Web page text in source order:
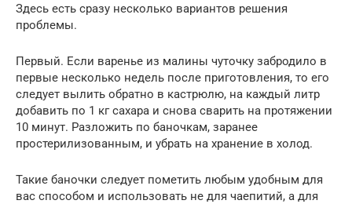
Здесь есть сразу несколько вариантов решения
проблемы.
Первый. Если варенье из малины чуточку забродило в
первые несколько недель после приготовления, то его
следует вылить обратно в кастрюлю, на каждый литр
добавить по 1 кг сахара и снова сварить на протяжении
10 минут. Разложить по баночкам, заранее
простерилизованным, и убрать на хранение в холод.
Такие баночки следует пометить любым удобным для
вас способом и использовать не для чаепитий, а для